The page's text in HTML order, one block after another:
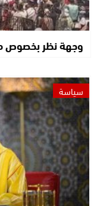
وجهة نظر بخصوص
سياسة